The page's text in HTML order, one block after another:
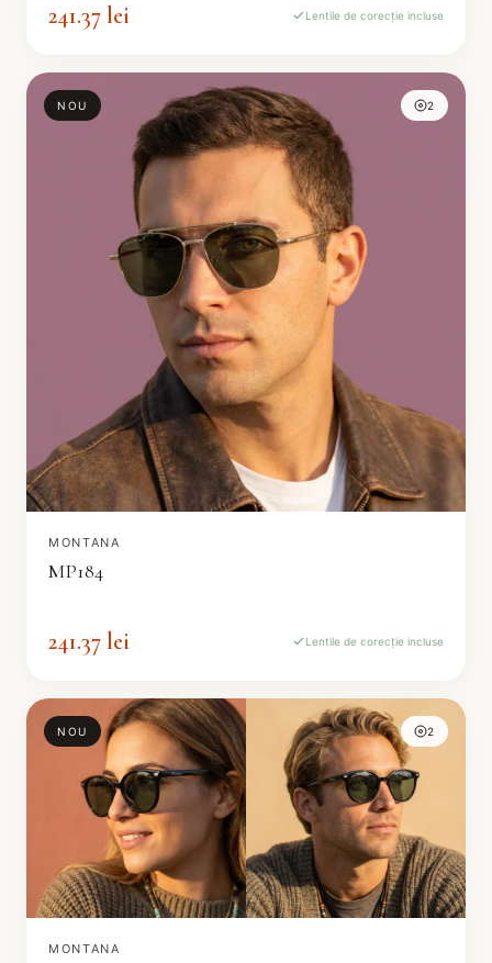
241.37 lei Lentile de corecție incluse
NOU 2
MONTANA
MP184
241.37 lei Lentile de corecție incluse
NOU 2
MONTANA